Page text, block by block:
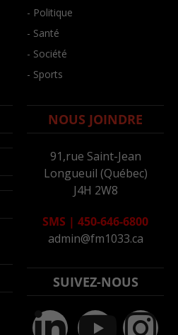
- Politique
- Santé
- Société
- Sports
NOUS JOINDRE
91,rue Saint-Jean
Longueuil (Québec)
J4H 2W8
SMS | 450-646-6800
admin@fm1033.ca
SUIVEZ-NOUS